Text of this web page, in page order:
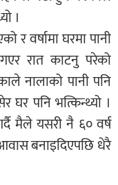
।
वर्षामा घरमा पानी
रात काटनु परेको
नालाको पानी पनि
घर पनि भत्किन्थ्यो ।
मैले यसरी नै ६० वर्ष
बनाइदिएपछि धेरै